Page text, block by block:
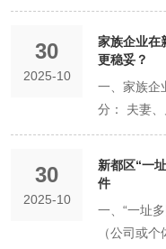
传电子版。
成实名认
照——企业
即进入审核
市场监督管
整性、合规
合法定形式
日内完成
内）： 审
营业执照。
营业执照到
公章、财务
为新办企业
存款账户。
内，需到
定税种及
息 准确填写
董事）、
用于接收
设计核心条
准文件，以
入： 第八
红比例、表
权）。 第
款） 详细
提示，依次
系统会实时
果： 通过
主申报告知
天，在此期
请。 驳回
（如：与
是显示“重
复印件。复
认。 产业
都区各产业
供的集中
明： 由园
的托管机构
多家企业共
需固定经营
咨询策划
巧 核心原
项业务放
公司的核心
与主营业务
的周边业务
开发”公司
服务”、“计
售”、“网
势。 即使
仅限于其投
受到保护（
独资企业：
营，不具备
以清偿债务
任。这是
信誉 有限
航空航天、
成都市“三
标企业： 产
发设计、生
目标企业：
商、工业设
色优势：
30
2025-10
家族企业在
更稳妥？​
一、家族企
分： 夫妻
则埋下重大
歧，公司可
配： 仅按
缺乏退出
30
2025-10
新都区“一
件​
一、“一址
（公司或